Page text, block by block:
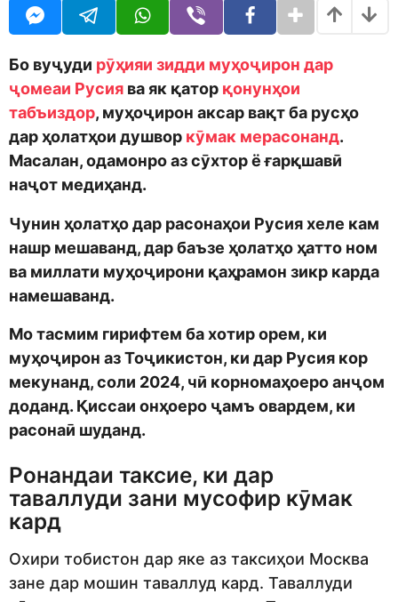
d
o
g
o
Бо вуҷуди рӯҳияи зидди муҳоҷирон дар
ҷомеаи Русия ва як қатор қонунҳои
табъиздор, муҳоҷирон аксар вақт ба русҳо
дар ҳолатҳои душвор кӯмак мерасонанд.
Масалан, одамонро аз сӯхтор ё ғарқшавӣ
наҷот медиҳанд.
Чунин ҳолатҳо дар расонаҳои Русия хеле кам
нашр мешаванд, дар баъзе ҳолатҳо ҳатто ном
ва миллати муҳоҷирони қаҳрамон зикр карда
намешаванд.
Мо тасмим гирифтем ба хотир орем, ки
муҳоҷирон аз Тоҷикистон, ки дар Русия кор
мекунанд, соли 2024, чӣ корномаҳоеро анҷом
доданд. Қиссаи онҳоеро ҷамъ овардем, ки
расонаӣ шуданд.
Ронандаи таксие, ки дар
таваллуди зани мусофир кӯмак
кард
Охири тобистон дар яке аз таксиҳои Москва
зане дар мошин таваллуд кард. Таваллуди